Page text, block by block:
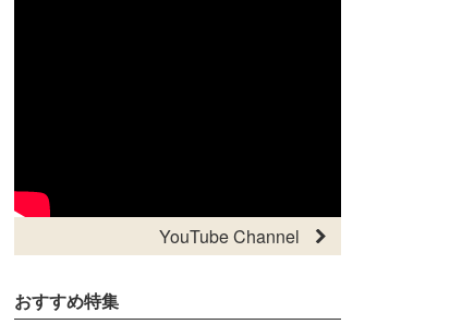
YouTube Channel
おすすめ特集